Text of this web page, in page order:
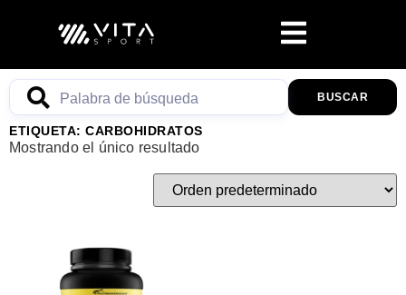
BUSCAR
ETIQUETA: CARBOHIDRATOS
Mostrando el único resultado